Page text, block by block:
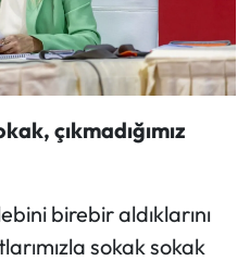
çıkmadığımız
birebir aldıklarını
sokak sokak